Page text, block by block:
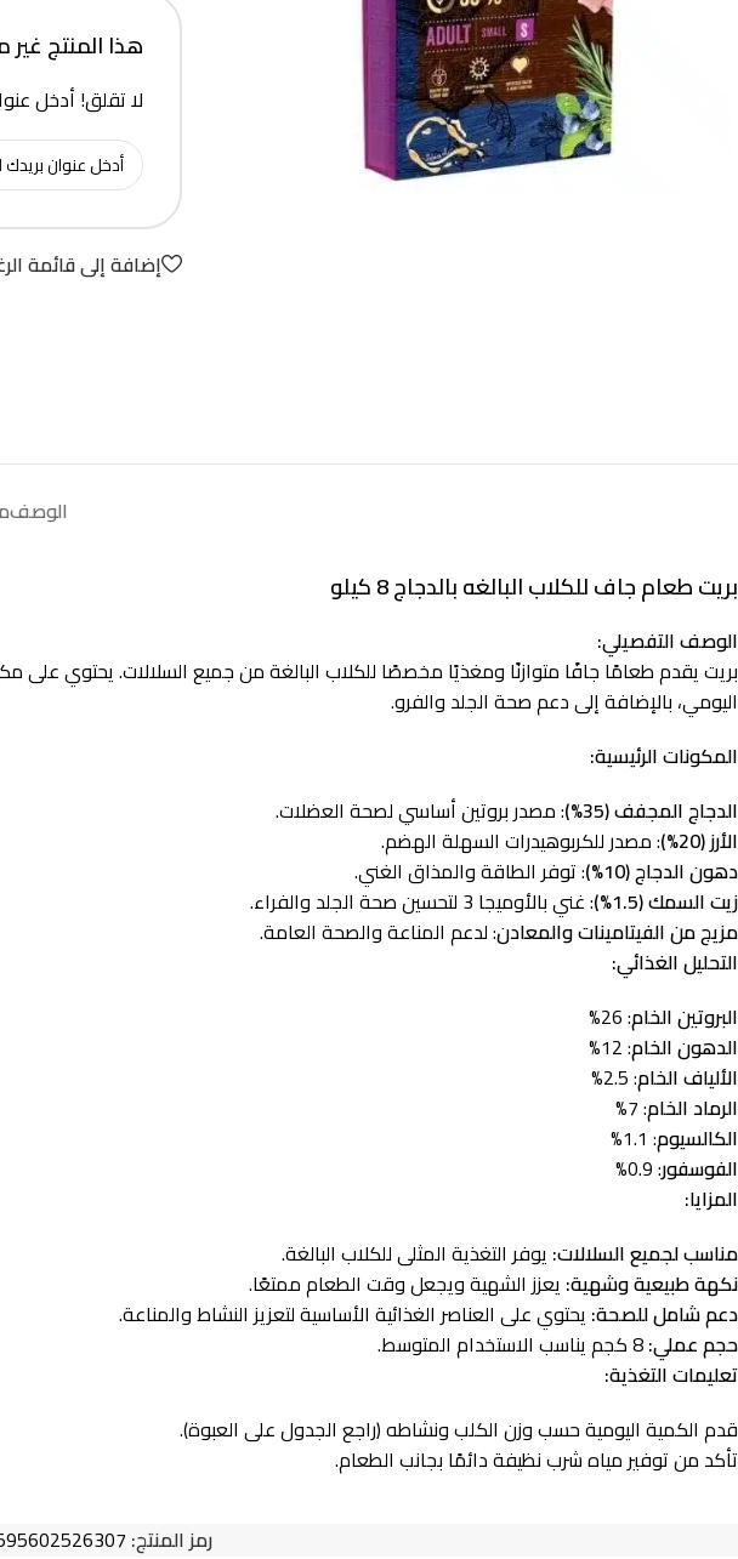
هذا المنتج غير
لا تقلق! أدخل
إضافة إلى قائمة
الوصف
بريت طعام جاف للكلاب البالغه بالدجاج 8 كيلو
الوصف التفصيلي:
بريت يقدم طعامًا جافًا متوازنًا ومغذيًا مخصصًا للكلاب البالغة من جميع السلالات. يحتوي على
اليومي، بالإضافة إلى دعم صحة الجلد والفرو.
المكونات الرئيسية:
الدجاج المجفف (35%)
: مصدر بروتين أساسي لصحة العضلات.
الأرز (20%)
: مصدر للكربوهيدرات السهلة الهضم.
دهون الدجاج (10%)
: توفر الطاقة والمذاق الغني.
زيت السمك (1.5%)
: غني بالأوميجا 3 لتحسين صحة الجلد والفراء.
مزيج من الفيتامينات والمعادن: لدعم المناعة والصحة العامة.
التحليل الغذائي:
البروتين الخام: 26%
الدهون الخام: 12%
الألياف الخام: 2.5%
الرماد الخام: 7%
الكالسيوم: 1.1%
الفوسفور: 0.9%
المزايا:
مناسب لجميع السلالات: يوفر التغذية المثلى للكلاب البالغة.
نكهة طبيعية وشهية: يعزز الشهية ويجعل وقت الطعام ممتعًا.
دعم شامل للصحة: يحتوي على العناصر الغذائية الأساسية لتعزيز النشاط والمناعة.
حجم عملي:
تعليمات التغذية:
قدم الكمية اليومية حسب وزن الكلب ونشاطه (راجع الجدول على العبوة).
تأكد من توفير مياه شرب نظيفة دائمًا بجانب الطعام.
رمز المنتج: